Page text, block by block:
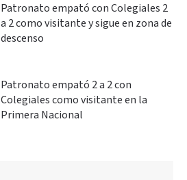
Patronato empató con Colegiales 2
a 2 como visitante y sigue en zona de
descenso
Patronato empató 2 a 2 con
Colegiales como visitante en la
Primera Nacional